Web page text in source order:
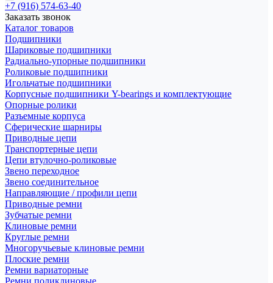
+7 (916) 574-63-40
Заказать звонок
Каталог товаров
Подшипники
Шариковые подшипники
Радиально-упорные подшипники
Роликовые подшипники
Игольчатые подшипники
Корпусные подшипники Y-bearings и комплектующие
Опорные ролики
Разъемные корпуса
Сферические шарниры
Приводные цепи
Транспортерные цепи
Цепи втулочно-роликовые
Звено переходное
Звено соединительное
Направляющие / профили цепи
Приводные ремни
Зубчатые ремни
Клиновые ремни
Круглые ремни
Многоручьевые клиновые ремни
Плоские ремни
Ремни вариаторные
Ремни поликлиновые